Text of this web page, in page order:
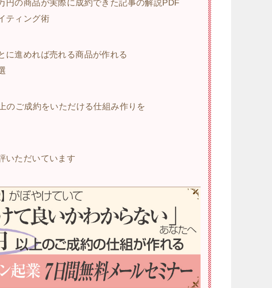
円の商品が実際に成約できた記事の解説PDF
ティング術
に進めれば売れる商品が作れる
のご成約をいただける仕組み作りを
いただいています